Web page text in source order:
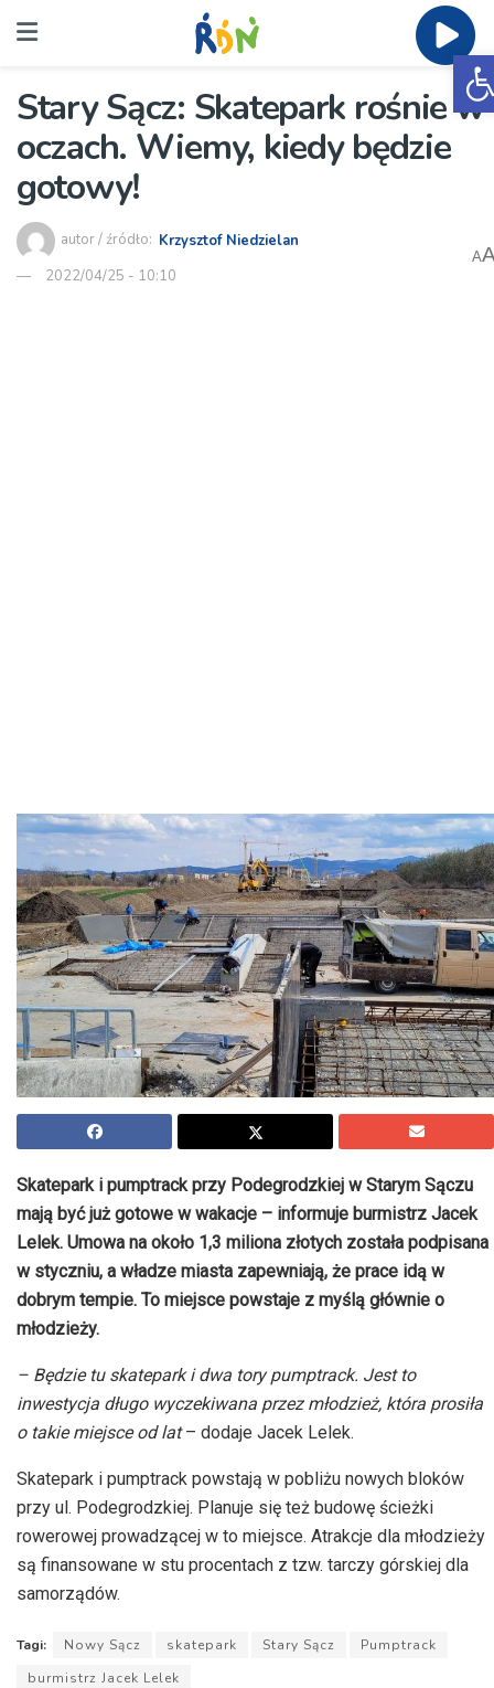
Stary Sącz: Skatepark rośnie w
oczach. Wiemy, kiedy będzie
gotowy!
autor / źródło: Krzysztof Niedzielan
2022/04/25 - 10:10
A
Skatepark i pumptrack przy Podegrodzkiej w Starym Sączu
mają być już gotowe w wakacje – informuje burmistrz Jacek
Lelek. Umowa na około 1,3 miliona złotych została podpisana
w styczniu, a władze miasta zapewniają, że prace idą w
dobrym tempie. To miejsce powstaje z myślą głównie o
młodzieży.
– Będzie tu skatepark i dwa tory pumptrack. Jest to
inwestycja długo wyczekiwana przez młodzież, która prosiła
o takie miejsce od lat– dodaje Jacek Lelek.
Skatepark i pumptrack powstają w pobliżu nowych bloków
przy ul. Podegrodzkiej. Planuje się też budowę ścieżki
rowerowej prowadzącej w to miejsce. Atrakcje dla młodzieży
są finansowane w stu procentach z tzw. tarczy górskiej dla
samorządów.
Tagi: Nowy Sącz skatepark Stary Sącz
Pumptrack
burmistrz Jacek Lelek